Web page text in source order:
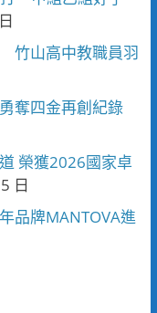
竹山高中教職員羽
奪四金再創紀錄
榮獲2026國家卓
日
品牌MANTOVA進